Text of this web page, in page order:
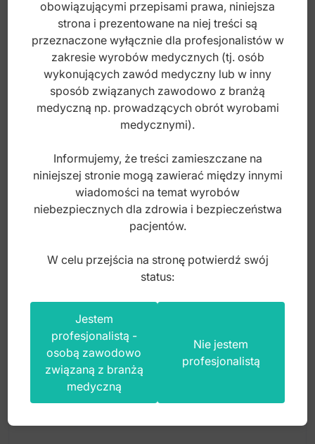
Pasek anatomiczne do formówek na zęby
trzonowe obustronne 0.05 mm (opak. 30
Index: DR.811.060
25,00zł
obowiązującymi przepisami prawa, niniejsza
strona i prezentowane na niej treści są
przeznaczone wyłącznie dla profesjonalistów w
zakresie wyrobów medycznych (tj. osób
wykonujących zawód medyczny lub w inny
sposób związanych zawodowo z branżą
medyczną np. prowadzących obrót wyrobami
medycznymi).
Informujemy, że treści zamieszczane na
niniejszej stronie mogą zawierać między innymi
wiadomości na temat wyrobów
niebezpiecznych dla zdrowia i bezpieczeństwa
pacjentów.
W celu przejścia na stronę potwierdź swój
status:
Jestem
profesjonalistą -
osobą zawodowo
związaną z branżą
medyczną
Nie jestem
profesjonalistą